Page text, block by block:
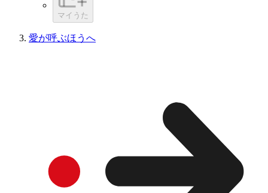
マイうた
愛が呼ぶほうへ